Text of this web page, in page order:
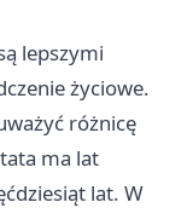
lepszymi
życiowe.
różnicę
ma lat
lat. W